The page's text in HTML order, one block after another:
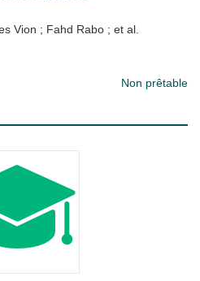
Vion ; Fahd Rabo ; et al.
Non prêtable